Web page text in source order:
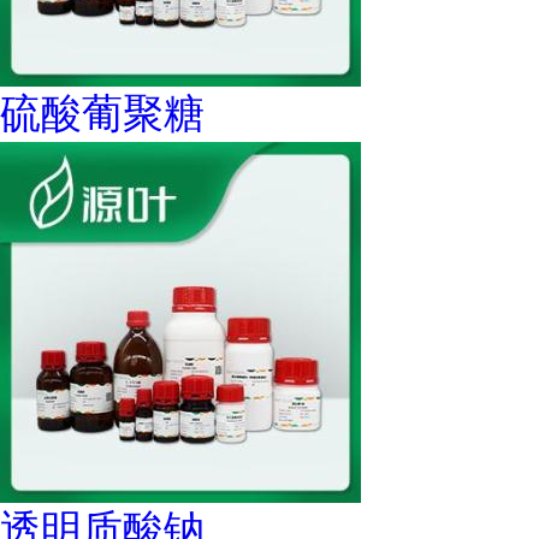
硫酸葡聚糖
透明质酸钠